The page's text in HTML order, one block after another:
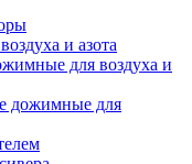
и азота
для воздуха и
дожимные для